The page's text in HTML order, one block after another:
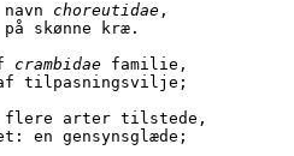
choreutidae ,
på skønne kræ.
crambidae familie,
af tilpasningsvilje;
flere arter tilstede,
en gensynsglæde;